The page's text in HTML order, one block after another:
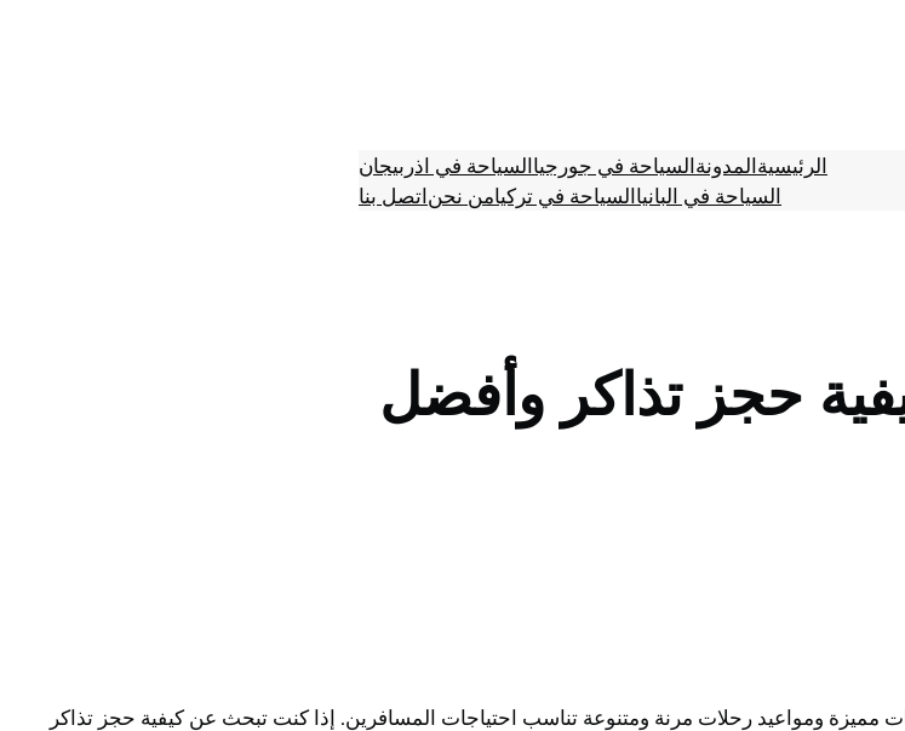
الرئيسيةالمدونةالسياحة في جورجياالسياحة في اذربيجان
السياحة في البانياالسياحة في تركيامن نحناتصل بنا
حجز تذاكر وأفضل
ومواعيد رحلات مرنة ومتنوعة تناسب احتياجات المسافرين. إذا كنت تبحث عن كيفية حجز تذاكر